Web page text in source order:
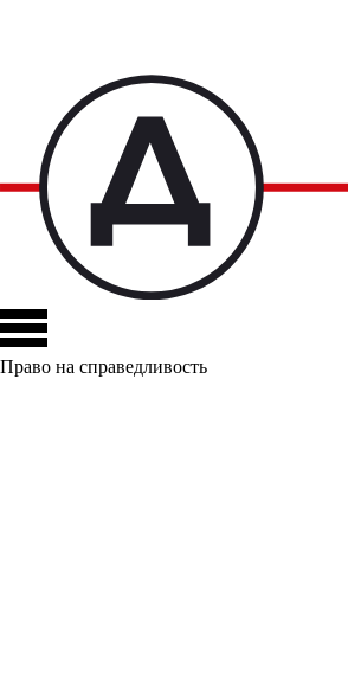
Право на справедливость